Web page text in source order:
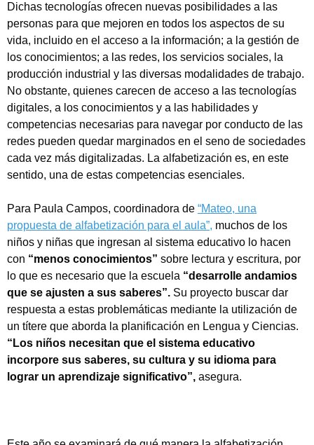
Dichas tecnologías ofrecen nuevas posibilidades a las
personas para que mejoren en todos los aspectos de su
vida, incluido en el acceso a la información; a la gestión de
los conocimientos; a las redes, los servicios sociales, la
producción industrial y las diversas modalidades de trabajo.
No obstante, quienes carecen de acceso a las tecnologías
digitales, a los conocimientos y a las habilidades y
competencias necesarias para navegar por conducto de las
redes pueden quedar marginados en el seno de sociedades
cada vez más digitalizadas. La alfabetización es, en este
sentido, una de estas competencias esenciales.
Para Paula Campos, coordinadora de “Mateo, una
propuesta de alfabetización para el aula”, muchos de los
niños y niñas que ingresan al sistema educativo lo hacen
con “menos conocimientos” sobre lectura y escritura, por
lo que es necesario que la escuela “desarrolle andamios
que se ajusten a sus saberes”. Su proyecto buscar dar
respuesta a estas problemáticas mediante la utilización de
un títere que aborda la planificación en Lengua y Ciencias.
“Los niños necesitan que el sistema educativo
incorpore sus saberes, su cultura y su idioma para
lograr un aprendizaje significativo”, asegura.